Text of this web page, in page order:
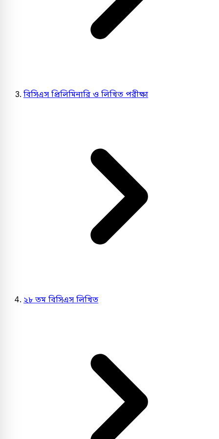
বিসিএস প্রিলিমিনারি ও লিখিত পরীক্ষা
২৮ তম বিসিএস লিখিত